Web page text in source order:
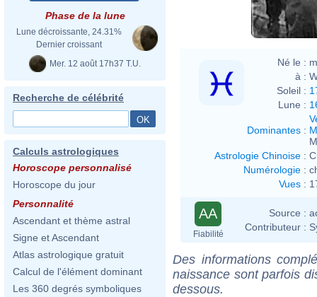
Phase de la lune
Lune décroissante, 24.31%
Dernier croissant
Mer. 12 août 17h37 T.U.
Recherche de célébrité
Calculs astrologiques
Horoscope personnalisé
Horoscope du jour
Personnalité
Ascendant et thème astral
Signe et Ascendant
Atlas astrologique gratuit
Calcul de l'élément dominant
Les 360 degrés symboliques
Né le :
à :
Soleil :
Lune :
Dominantes :
Astrologie Chinoise :
Numérologie :
Vues :
AA
Fiabilité
Source :
Contributeur :
Des informations
naissance sont parfois
dessous.